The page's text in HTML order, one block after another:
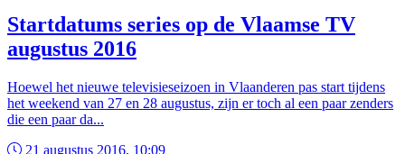
Startdatums series op de Vlaamse TV
augustus 2016
Hoewel het nieuwe televisieseizoen in Vlaanderen pas start tijdens
het weekend van 27 en 28 augustus, zijn er toch al een paar zenders
die een paar da...
21 augustus 2016, 10:09